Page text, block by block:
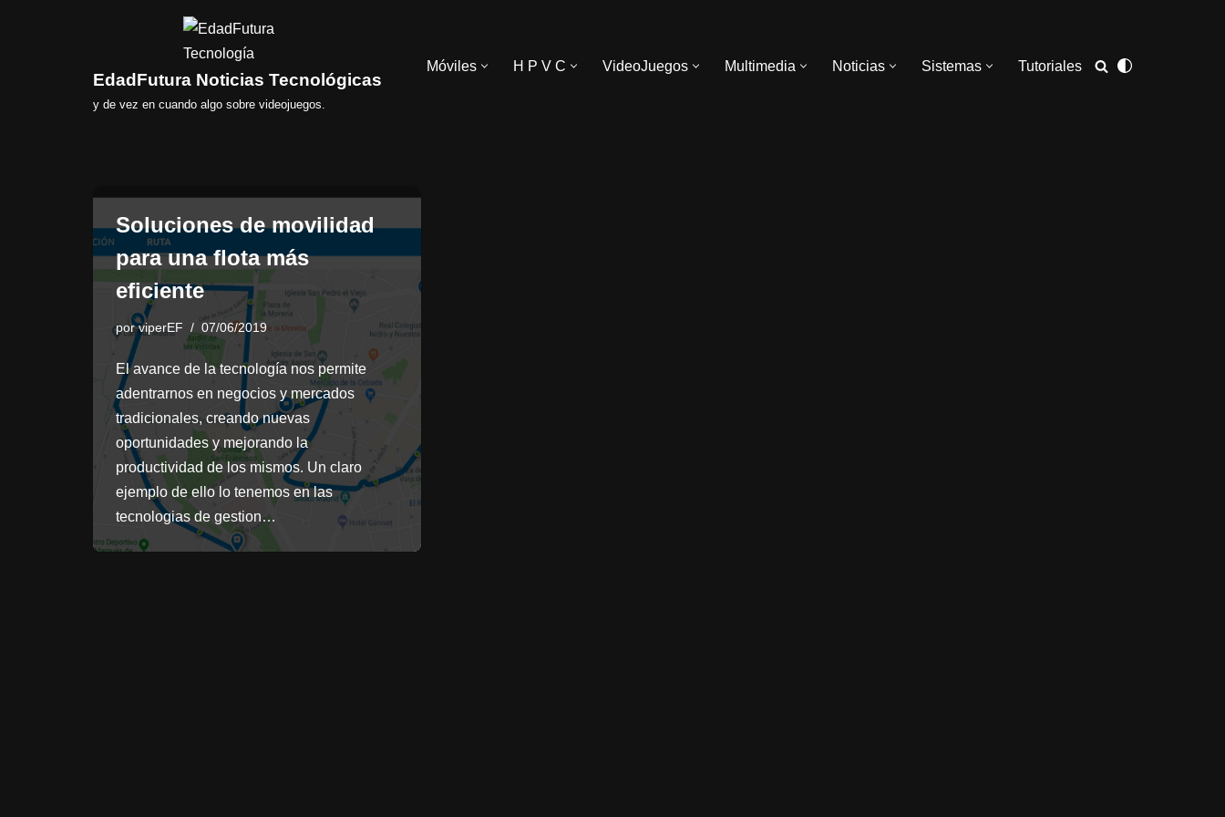
EdadFutura Noticias Tecnológicas
y de vez en cuando algo sobre videojuegos.
Móviles H P V C VideoJuegos Multimedia Noticias Sistemas Tutoriales
Soluciones de movilidad
para una flota más
eficiente
porviperEF 07/06/2019
El avance de la tecnología nos permite
adentrarnos en negocios y mercados
tradicionales, creando nuevas
oportunidades y mejorando la
productividad de los mismos. Un claro
ejemplo de ello lo tenemos en las
tecnologias de gestion…